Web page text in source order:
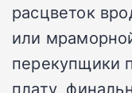
расцветок
или
перекупщики
плату,